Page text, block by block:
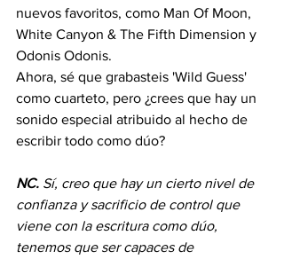
nuevos favoritos, como Man Of Moon,
White Canyon & The Fifth Dimension y
Odonis Odonis.
Ahora, sé que grabasteis 'Wild Guess'
como cuarteto, pero ¿crees que hay un
sonido especial atribuido al hecho de
escribir todo como dúo?
NC. Sí, creo que hay un cierto nivel de
confianza y sacrificio de control que
viene con la escritura como dúo,
tenemos que ser capaces de